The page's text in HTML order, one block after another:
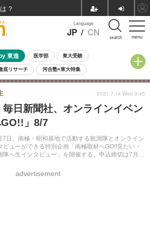
menu
Language
JP / CN search
東進 医学部 東大受験
底リサーチ 河合塾×東大特集
高校受験 中学受験 小学校受験
全国公立高校 過去問 人気記事
自由研究教材（中学生向け）
毎日新聞社、オンラインイベン
GO!!」8/7
日、南極・昭和基地で活動する観測隊とオンライン
ューができる特別企画「南極取材へGO!!見たい・
へ生インタビュー」を開催する。申込締切は7月
advertisement
2021.7.14 Wed 9:45